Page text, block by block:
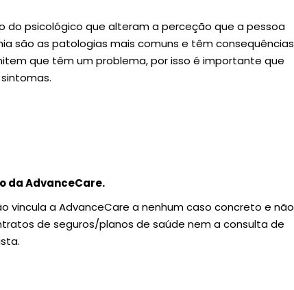
do psicológico que alteram a perceção que a pessoa
são as patologias mais comuns e têm consequências
que têm um problema, por isso é importante que
da AdvanceCare.
vincula a AdvanceCare a nenhum caso concreto e não
de seguros/planos de saúde nem a consulta de